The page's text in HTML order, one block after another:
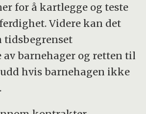
for å kartlegge og teste
Videre kan det
tidsbegrenset
barnehager og retten til
hvis barnehagen ikke